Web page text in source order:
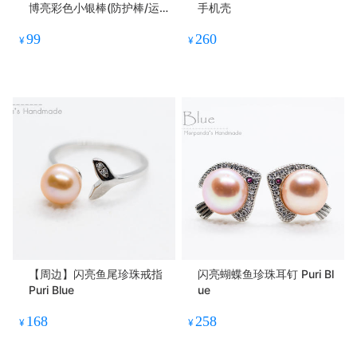
博亮彩色小银棒(防护棒/运
¥99
手机壳
¥260
【周边】闪亮鱼尾珍珠戒指
Puri Blue
¥ 168
闪亮蝴蝶鱼珍珠耳钉 Puri Bl
ue
¥258